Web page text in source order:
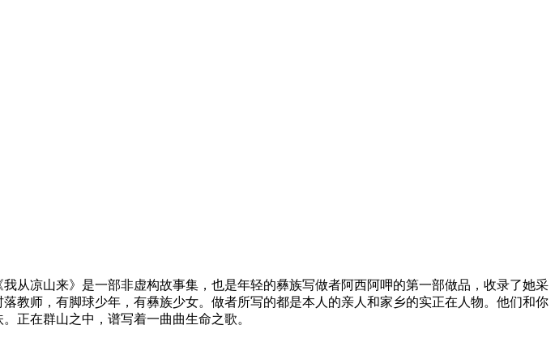
我从凉山来》是一部非虚构故事集，也是年轻的彝族写做者阿西阿呷的第一部做品，收录了她采
教师，有脚球少年，有彝族少女。做者所写的都是本人的亲人和家乡的实正在人物。他们和你
正在群山之中，谱写着一曲曲生命之歌。